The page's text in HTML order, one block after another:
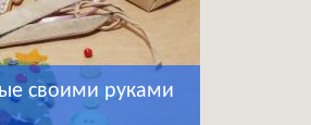
своими руками